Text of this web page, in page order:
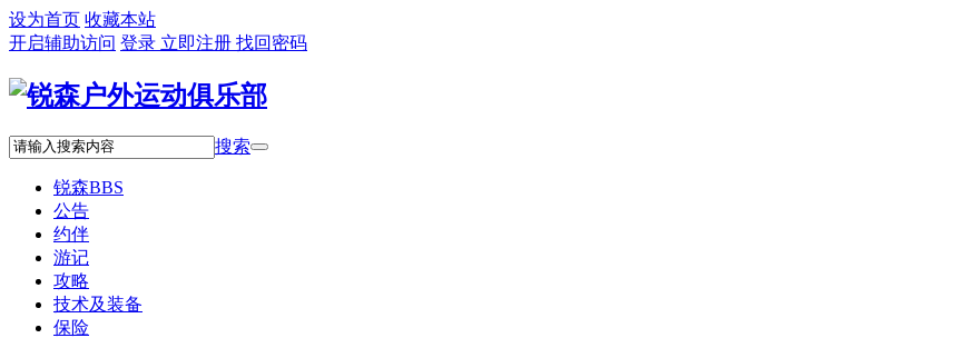
设为首页 收藏本站
开启辅助访问 登录 立即注册 找回密码
搜索
锐森BBS
公告
约伴
游记
攻略
技术及装备
保险